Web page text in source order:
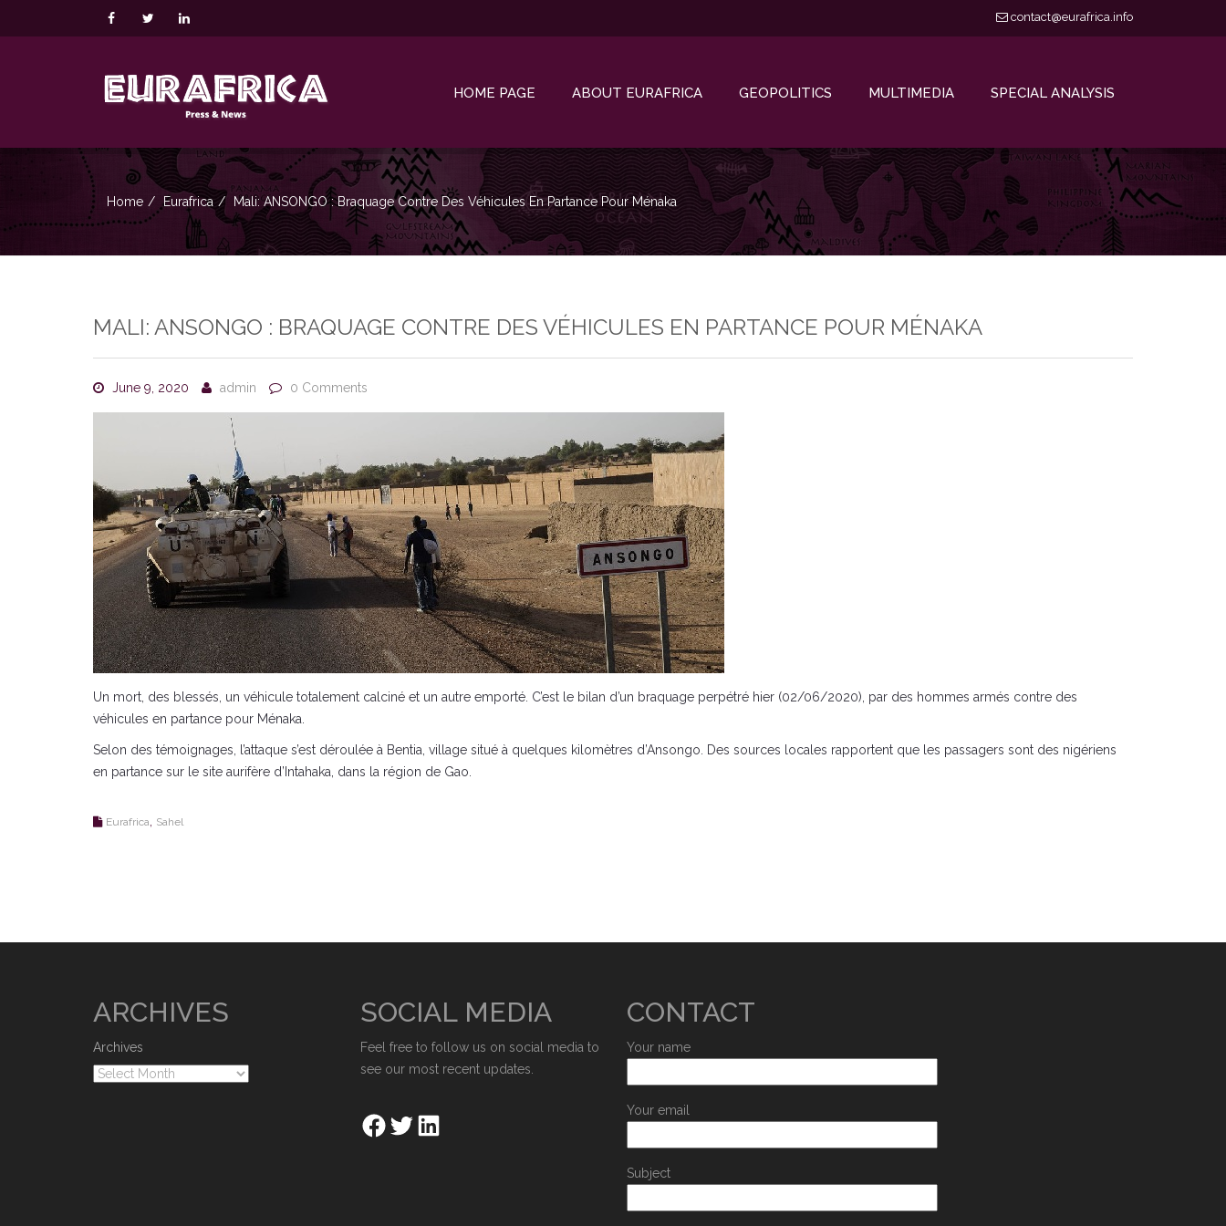
contact@eurafrica.info
HOME PAGE ABOUT EURAFRICA GEOPOLITICS MULTIMEDIA SPECIAL ANALYSIS
Home Eurafrica Mali: ANSONGO : Braquage Contre Des Véhicules En Partance Pour Ménaka
MALI: ANSONGO : BRAQUAGE CONTRE DES VÉHICULES EN PARTANCE POUR MÉNAKA
June 9, 2020 admin 0 Comments
Un mort, des blessés, un véhicule totalement calciné et un autre emporté. C’est le bilan d’un braquage perpétré hier (02/06/2020), par des hommes armés contre des
véhicules en partance pour Ménaka.
Selon des témoignages, l’attaque s’est déroulée à Bentia, village situé à quelques kilomètres d’Ansongo. Des sources locales rapportent que les passagers sont des nigériens
en partance sur le site aurifère d’Intahaka, dans la région de Gao.
Eurafrica Sahel
ARCHIVES
Archives
SOCIAL MEDIA
Feel free to follow us on social media to
see our most recent updates.
CONTACT
Your name
Your email
Subject